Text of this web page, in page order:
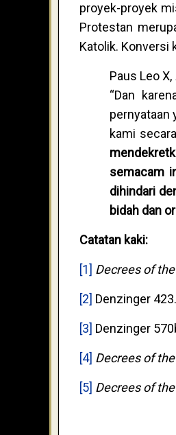
proyek-proyek
Protestan
Katolik. Konversi
Paus Leo X,
“Dan
pernyataan
kami
semacam
dihindari
bidah dan
Catatan kaki:
[1] Decrees of
[2] Denzinger 423.
[3] Denzinger
[4] Decrees of
[5] Decrees of